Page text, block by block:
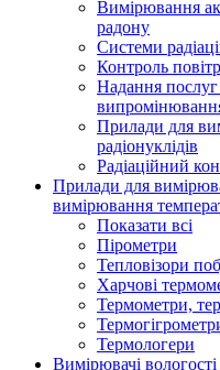
Вимірювання
радону
Системи
Контроль
Надання послуг
Прилади для
радіонуклідів
Радіаційний
Прилади для
вимірювання
Показати всі
Пірометри
Тепловізори
Харчові
Термометри,
Термологери
Вимірювачі вологості